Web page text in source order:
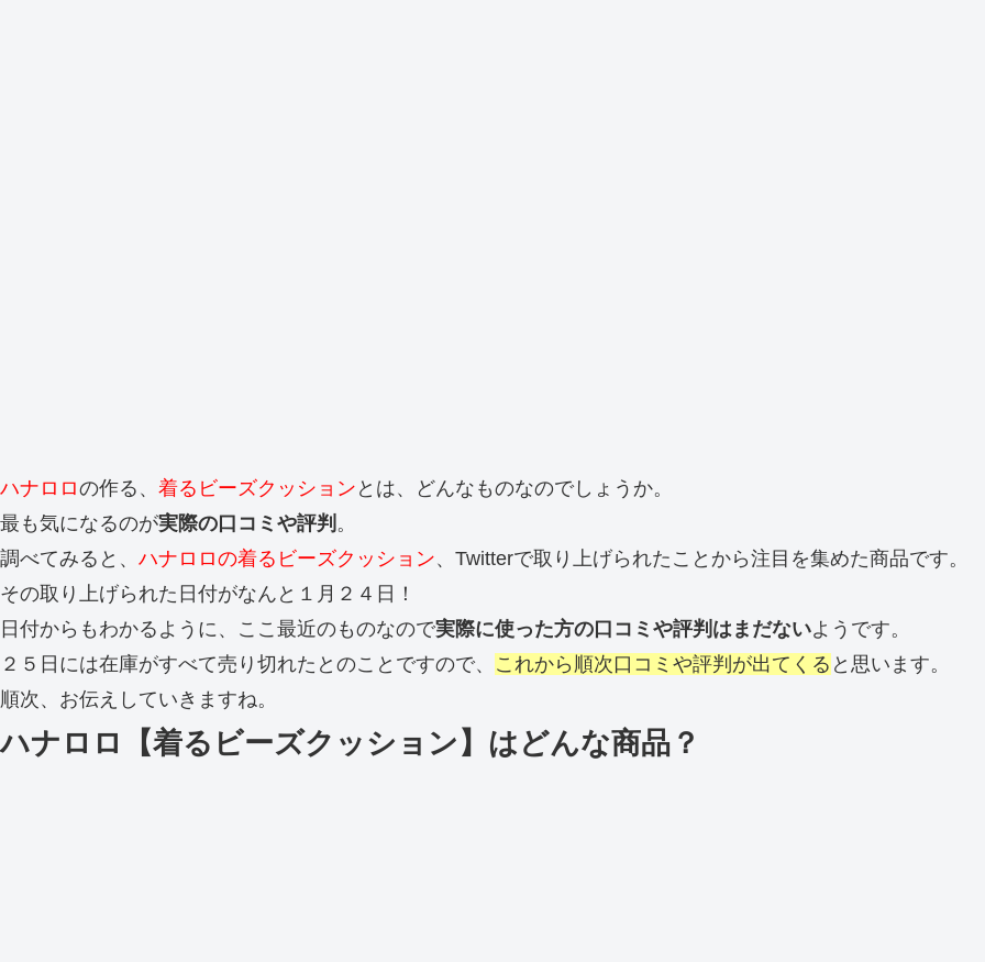
ハナロロの作る、 着るビーズクッション とは、どんなものなのでしょうか。
最も気になるのが実際の口コミや評判 。
調べてみると、 ハナロロの着るビーズクッション、Twitterで取り上げられたことから注目を集めた商品です。
その取り上げられた日付がなんと１月２４日！
日付からもわかるように、ここ最近のものなので実際に使った方の口コミや評判はまだないようです。
２５日には在庫がすべて売り切れたとのことですので、 これから順次口コミや評判が出てくる と思います。
順次、お伝えしていきますね。
ハナロロ【着るビーズクッション】はどんな商品？